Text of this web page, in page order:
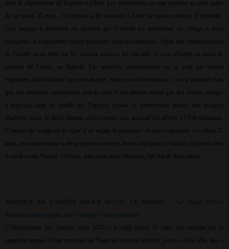
dans le département du Logone-et-Chari. Les événements se sont produits au petit matin
de ce mardi 25 mars. L’offensive a été exécutée à l’aide de drones chargés d’explosifs.
Leur largage a déclenché un incendie qui a touché les habitations du village et leurs
occupants, et a également calciné plusieurs véhicules militaires. Selon une communication
de l’armée ayant fuité sur les réseaux sociaux, les rescapés se sont réfugiés au poste de
sécurité de Ladari, au Nigeria. Les autorités camerounaises ne se sont pas encore
exprimées officiellement sur cette attaque. Selon nos informations, c’est la première fois
que des militaires camerounais sont la cible d’une attaque menée par des drones chargés
d’explosifs dans ce conflit qui l’oppose depuis de nombreuses années aux groupes
jihadistes issus de Boko Haram, dont certains sont aujourd’hui affiliés à l’État islamique.
L’attaque de Wulgo est le signe d’un regain de puissance de ces combattants. Ce même 25
mars, une autre attaque a été perpétrée contre les forces nigérianes à Wajirko, toujours dans
le nord-est du Nigeria. Le bilan, dans cette autre offensive, fait état de deux morts.
L’Organisation des Nations unies (ONU) a exigé mardi 25 mars une enquête sur la
sanglante attaque d’une mosquée au Niger la semaine dernière, preuve, selon elle, des «